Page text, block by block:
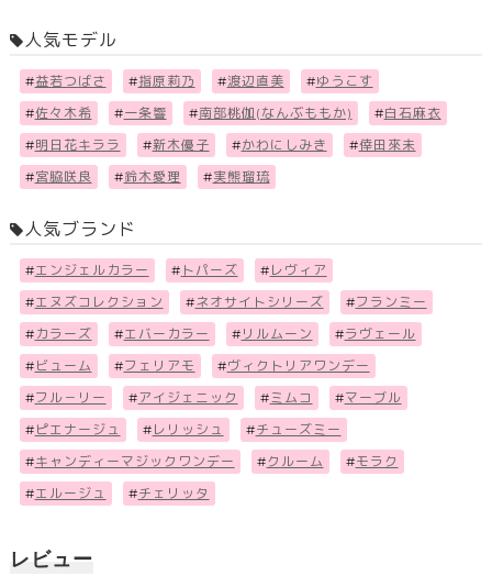
人気モデル
#益若つばさ #指原莉乃 #渡辺直美 #ゆうこす
#佐々木希 #一条響 #南部桃伽(なんぶももか) #白石麻衣
#明日花キララ #新木優子 #かわにしみき #倖田來未
#宮脇咲良 #鈴木愛理 #実熊瑠琉
人気ブランド
#エンジェルカラー # トパーズ # レヴィア
#エヌズコレクション #ネオサイトシリーズ #フランミー
# カラーズ #エバーカラー # リルムーン #ラヴェール
# ビューム #フェリアモ #ヴィクトリアワンデー
#フル－リー #アイジェニック # ミムコ #マーブル
# ピエナージュ # レリッシュ #チューズミー
#キャンディーマジックワンデー #クルーム #モラク
#エルージュ #チェリッタ
レビュー